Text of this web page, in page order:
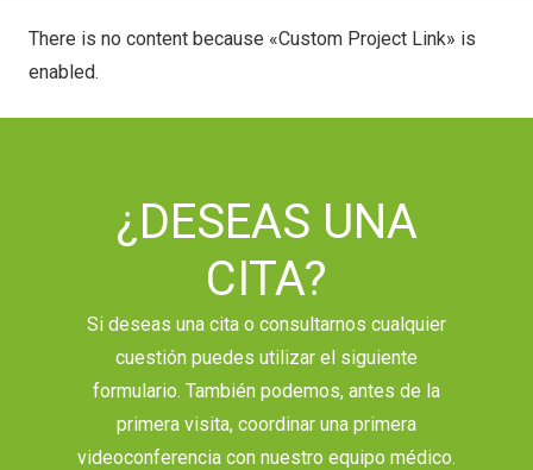
There is no content because «Custom Project Link» is
enabled.
¿DESEAS UNA
CITA?
Si deseas una cita o consultarnos cualquier
cuestión puedes utilizar el siguiente
formulario. También podemos, antes de la
primera visita, coordinar una primera
videoconferencia con nuestro equipo médico.